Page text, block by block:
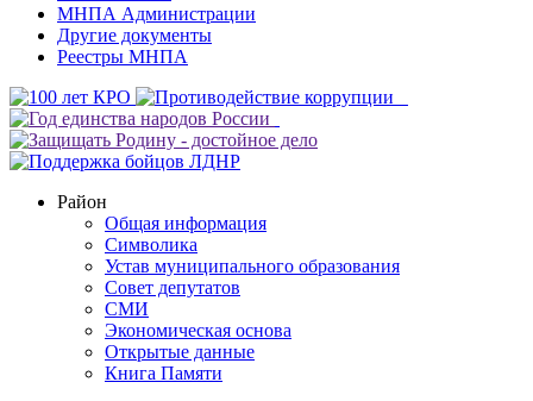
МНПА Администрации
Другие документы
Реестры МНПА
Район
Общая информация
Символика
Устав муниципального образования
Совет депутатов
СМИ
Экономическая основа
Открытые данные
Книга Памяти